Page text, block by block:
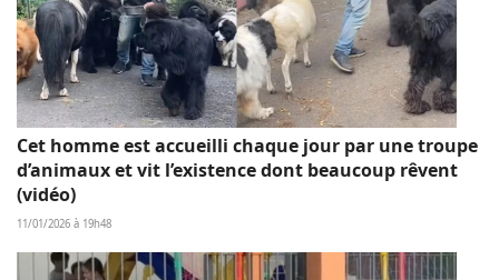
Cet homme est accueilli chaque jour par une troupe
d’animaux et vit l’existence dont beaucoup rêvent
(vidéo)
11/01/2026 à 19h48